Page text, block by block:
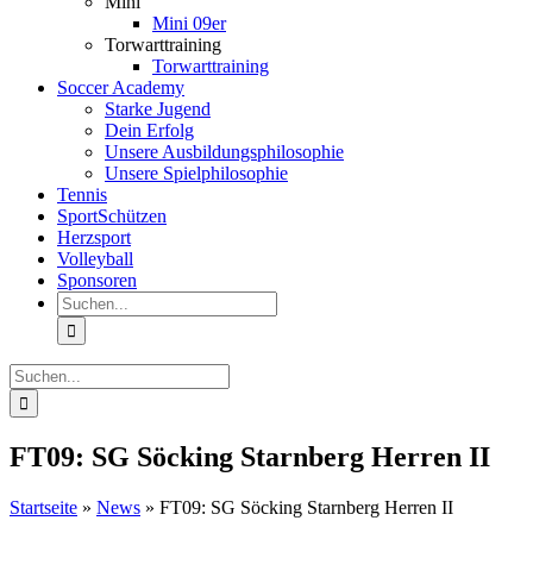
Mini 09er
Torwarttraining
Torwarttraining
Soccer Academy
Starke Jugend
Dein Erfolg
Unsere Ausbildungsphilosophie
Unsere Spielphilosophie
Tennis
SportSchützen
Herzsport
Volleyball
Sponsoren
Suche
nach:
Suche
nach:
FT09: SG Söcking Starnberg Herren II
Startseite » News » FT09: SG Söcking Starnberg Herren II